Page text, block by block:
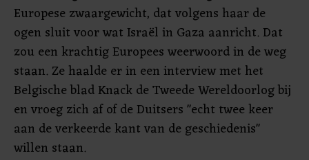
Europese zwaargewicht, dat volgens haar de
ogen sluit voor wat Israël in Gaza aanricht. Dat
zou een krachtig Europees weerwoord in de weg
staan. Ze haalde er in een interview met het
Belgische blad Knack de Tweede Wereldoorlog bij
en vroeg zich af of de Duitsers "echt twee keer
aan de verkeerde kant van de geschiedenis"
willen staan.